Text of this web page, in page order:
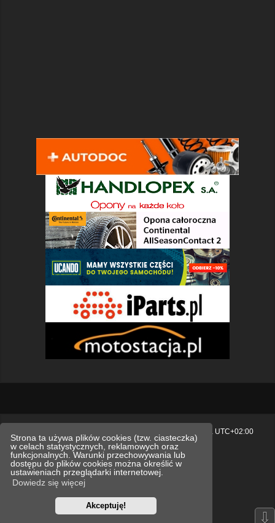
Strona ta używa plików cookies (tzw. ciasteczka)
w celach statystycznych, reklamowych oraz
funkcjonalnych. Warunki przechowywania lub
dostępu do plików cookies można określić w
ustawieniach przeglądarki internetowej.
Dowiedz się więcej
Akceptuję!
Strefa czasowa UTC+02:00
Polityka prywatności.
Technologię dostarczaphpBB® Forum Software © phpBB Limited
Polski pakiet językowy dostarczaphpBB.pl
we_universal created by INVENTEA & v12mike
phpBB SEO ⇩